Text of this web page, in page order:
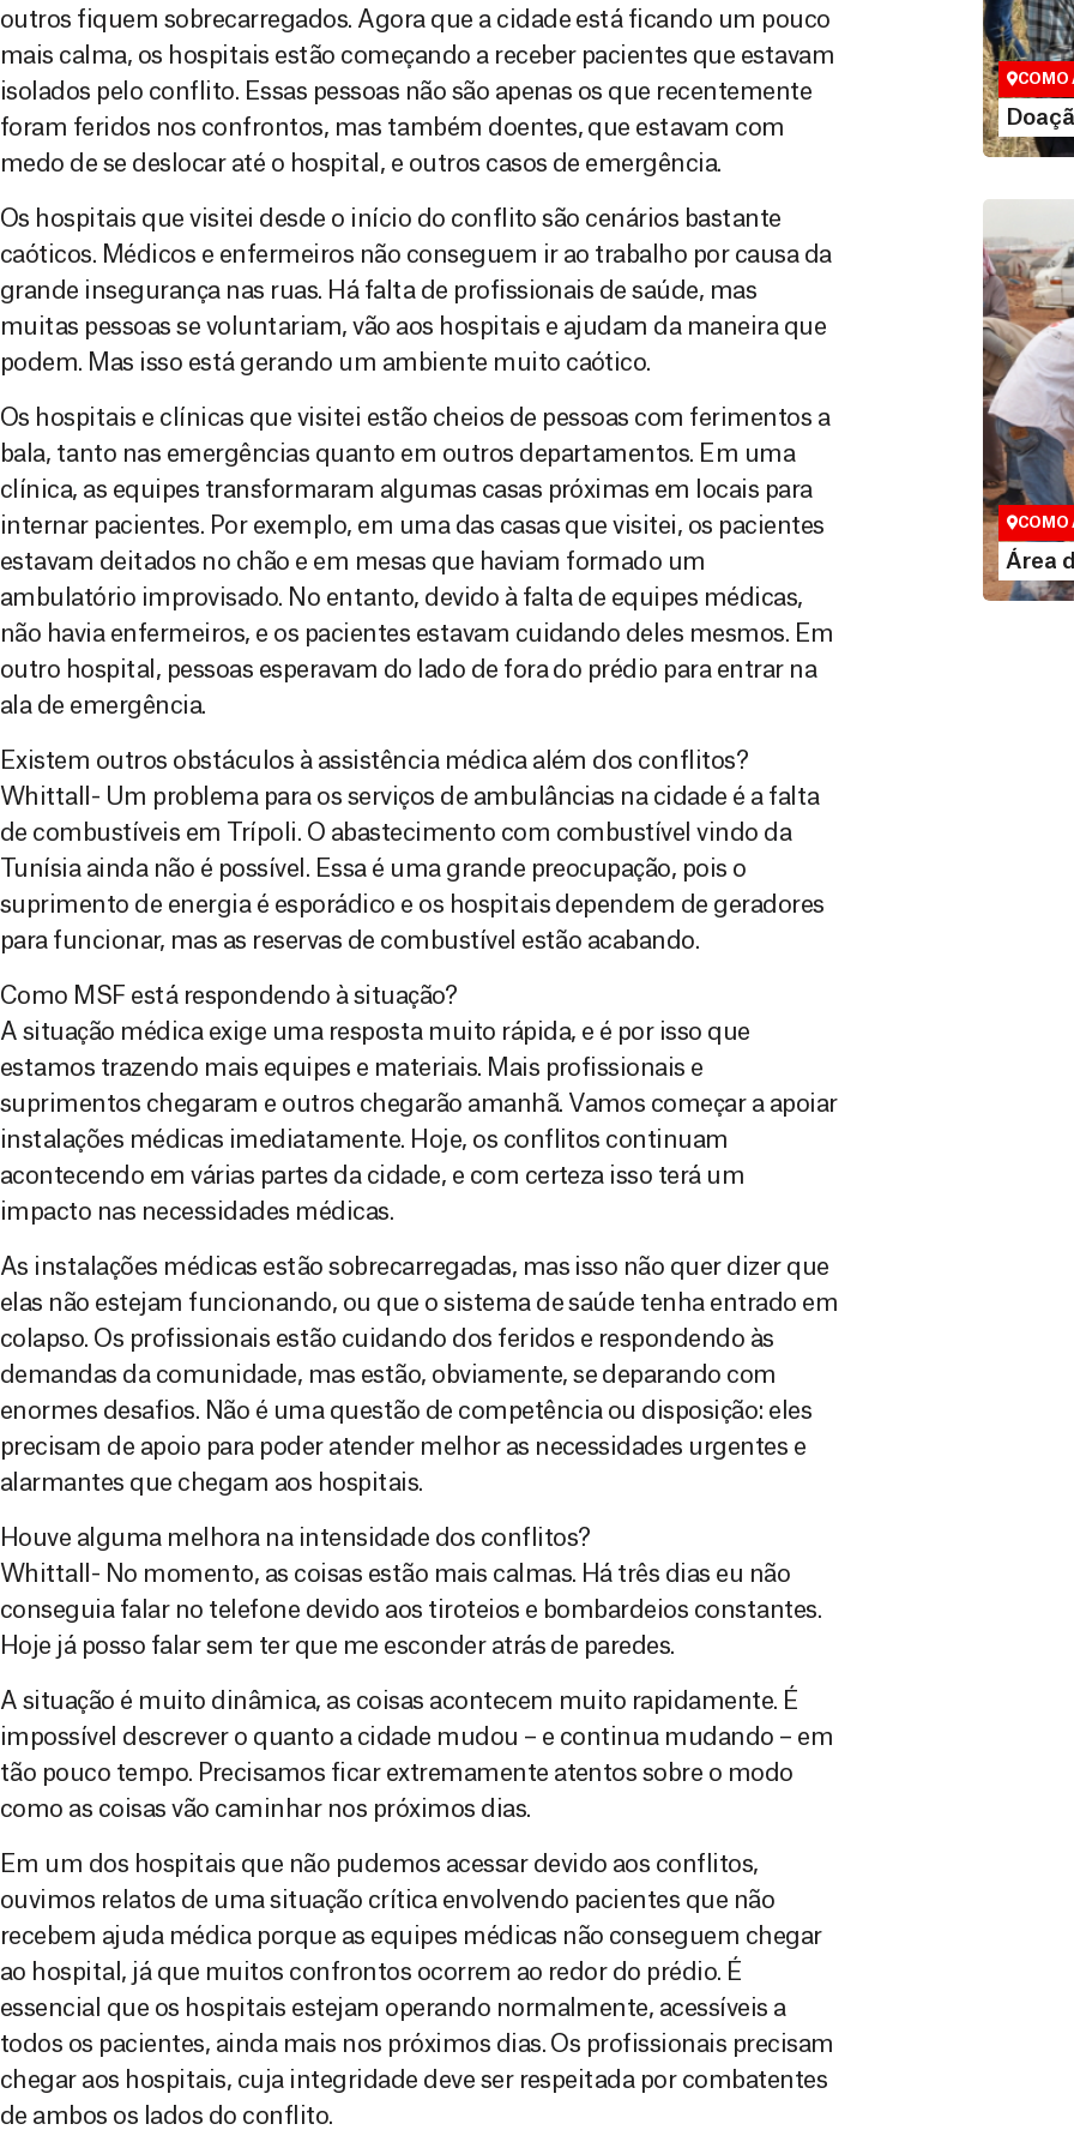
outros fiquem sobrecarregados. Agora que a cidade está ficando um pouco
mais calma, os hospitais estão começando a receber pacientes que estavam
isolados pelo conflito. Essas pessoas não são apenas os que recentemente
foram feridos nos confrontos, mas também doentes, que estavam com
medo de se deslocar até o hospital, e outros casos de emergência.
Os hospitais que visitei desde o início do conflito são cenários bastante
caóticos. Médicos e enfermeiros não conseguem ir ao trabalho por causa da
grande insegurança nas ruas. Há falta de profissionais de saúde, mas
muitas pessoas se voluntariam, vão aos hospitais e ajudam da maneira que
podem. Mas isso está gerando um ambiente muito caótico.
Os hospitais e clínicas que visitei estão cheios de pessoas com ferimentos a
bala, tanto nas emergências quanto em outros departamentos. Em uma
clínica, as equipes transformaram algumas casas próximas em locais para
internar pacientes. Por exemplo, em uma das casas que visitei, os pacientes
estavam deitados no chão e em mesas que haviam formado um
ambulatório improvisado. No entanto, devido à falta de equipes médicas,
não havia enfermeiros, e os pacientes estavam cuidando deles mesmos. Em
outro hospital, pessoas esperavam do lado de fora do prédio para entrar na
ala de emergência.
Existem outros obstáculos à assistência médica além dos conflitos?
Whittall- Um problema para os serviços de ambulâncias na cidade é a falta
de combustíveis em Trípoli. O abastecimento com combustível vindo da
Tunísia ainda não é possível. Essa é uma grande preocupação, pois o
suprimento de energia é esporádico e os hospitais dependem de geradores
para funcionar, mas as reservas de combustível estão acabando.
Como MSF está respondendo à situação?
A situação médica exige uma resposta muito rápida, e é por isso que
estamos trazendo mais equipes e materiais. Mais profissionais e
suprimentos chegaram e outros chegarão amanhã. Vamos começar a apoiar
instalações médicas imediatamente. Hoje, os conflitos continuam
acontecendo em várias partes da cidade, e com certeza isso terá um
impacto nas necessidades médicas.
As instalações médicas estão sobrecarregadas, mas isso não quer dizer que
elas não estejam funcionando, ou que o sistema de saúde tenha entrado em
colapso. Os profissionais estão cuidando dos feridos e respondendo às
demandas da comunidade, mas estão, obviamente, se deparando com
enormes desafios. Não é uma questão de competência ou disposição: eles
precisam de apoio para poder atender melhor as necessidades urgentes e
alarmantes que chegam aos hospitais.
Houve alguma melhora na intensidade dos conflitos?
Whittall- No momento, as coisas estão mais calmas. Há três dias eu não
conseguia falar no telefone devido aos tiroteios e bombardeios constantes.
Hoje já posso falar sem ter que me esconder atrás de paredes.
A situação é muito dinâmica, as coisas acontecem muito rapidamente. É
impossível descrever o quanto a cidade mudou – e continua mudando – em
tão pouco tempo. Precisamos ficar extremamente atentos sobre o modo
como as coisas vão caminhar nos próximos dias.
Em um dos hospitais que não pudemos acessar devido aos conflitos,
ouvimos relatos de uma situação crítica envolvendo pacientes que não
recebem ajuda médica porque as equipes médicas não conseguem chegar
ao hospital, já que muitos confrontos ocorrem ao redor do prédio. É
essencial que os hospitais estejam operando normalmente, acessíveis a
todos os pacientes, ainda mais nos próximos dias. Os profissionais precisam
chegar aos hospitais, cuja integridade deve ser respeitada por combatentes
de ambos os lados do conflito.
Você
maneiras,
valor que
COMO
Área
Espaço
COMO
Área